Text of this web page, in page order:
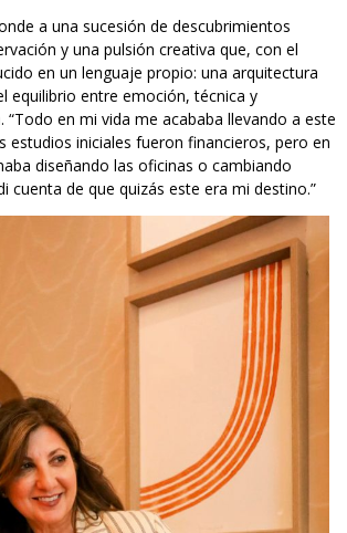
a una sucesión de descubrimientos
y una pulsión creativa que, con el
en un lenguaje propio: una arquitectura
equilibrio entre emoción, técnica y
“Todo en mi vida me acababa llevando a este
estudios iniciales fueron financieros, pero en
diseñando las oficinas o cambiando
cuenta de que quizás este era mi destino.”